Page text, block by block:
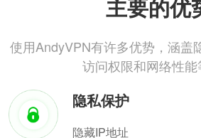
主要的优
使用AndyVPN有许多优势，涵盖
访问权限和网络性
隐私保护
隐藏IP地址